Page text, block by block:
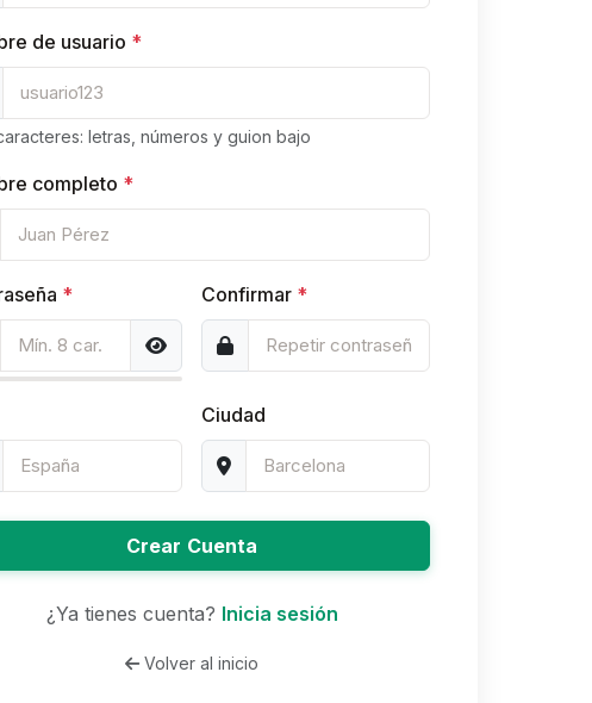
de usuario *
letras, números y guion bajo
completo *
* Confirmar *
Ciudad
Crear Cuenta
¿Ya tienes cuenta? Inicia sesión
Volver al inicio